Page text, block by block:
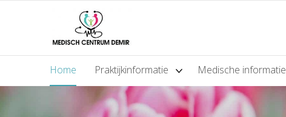
Home Praktijkinformatie Medische informatie